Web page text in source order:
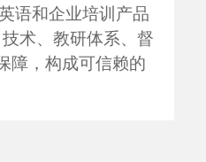
语和企业培训产品
术、教研体系、督
障，构成可信赖的